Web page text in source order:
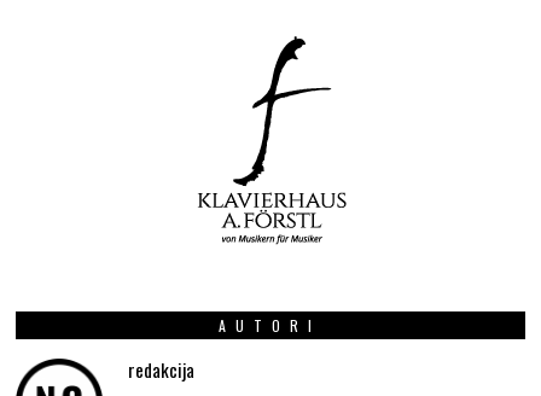
AUTORI
redakcija